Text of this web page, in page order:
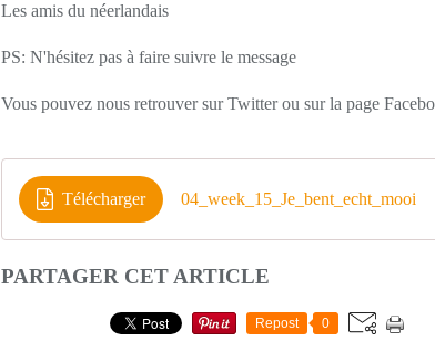
Les amis du néerlandais
PS: N'hésitez pas à faire suivre le message
Vous pouvez nous retrouver sur Twitter ou sur la page
Télécharger 04_week_15_Je_bent_echt_mooi
PARTAGER CET ARTICLE
Repost 0